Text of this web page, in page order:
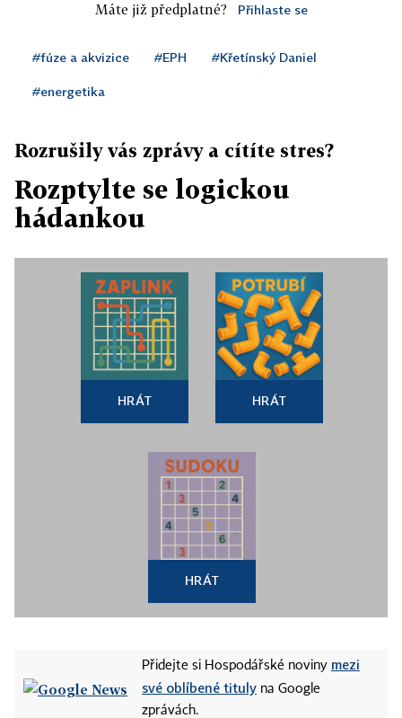
Máte již předplatné? Přihlaste se
#fúze a akvizice #EPH #Křetínský Daniel
#energetika
Rozrušily vás zprávy a cítíte stres?
Rozptylte se logickou
hádankou
HRÁT HRÁT
HRÁT
Přidejte si Hospodářské noviny mezi
své oblíbené tituly na Google
zprávách.